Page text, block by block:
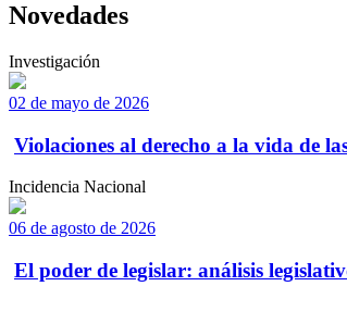
Novedades
Investigación
02 de mayo de 2026
Violaciones al derecho a la vida de
Incidencia Nacional
06 de agosto de 2026
El poder de legislar: análisis